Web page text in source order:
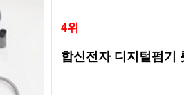
4위
합신전자 디지털펌기